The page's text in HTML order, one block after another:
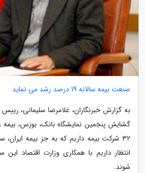
صنعت بیمه سالانه 19 درصد رشد می نماید
به گزارش خبرنگاران، غلامرضا سلیمانی،
گشایش پنجمین نمایشگاه بانک، بوزس،
32 شرکت بیمه داریم که به جز بیمه
انتظار داریم با همکاری وزارت اقتصاد
شوند.